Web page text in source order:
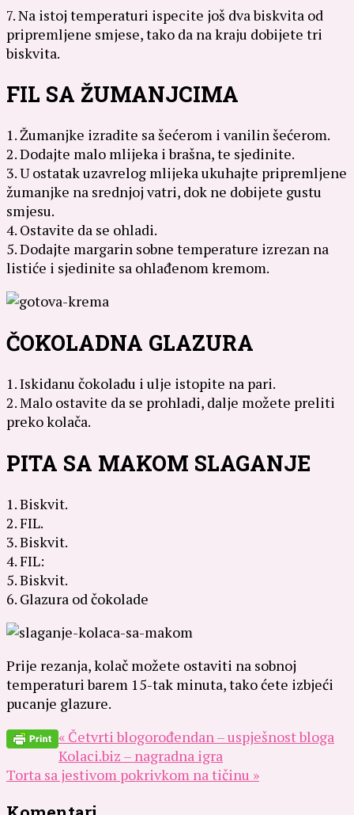
7. Na istoj temperaturi ispecite još dva biskvita od
pripremljene smjese, tako da na kraju dobijete tri
biskvita.
FIL SA ŽUMANJCIMA
1. Žumanjke izradite sa šećerom i vanilin šećerom.
2. Dodajte malo mlijeka i brašna, te sjedinite.
3. U ostatak uzavrelog mlijeka ukuhajte pripremljene
žumanjke na srednjoj vatri, dok ne dobijete gustu
smjesu.
4. Ostavite da se ohladi.
5. Dodajte margarin sobne temperature izrezan na
listiće i sjedinite sa ohlađenom kremom.
ČOKOLADNA GLAZURA
1. Iskidanu čokoladu i ulje istopite na pari.
2. Malo ostavite da se prohladi, dalje možete preliti
preko kolača.
PITA SA MAKOM SLAGANJE
1. Biskvit.
2. FIL.
3. Biskvit.
4. FIL:
5. Biskvit.
6. Glazura od čokolade
Prije rezanja, kolač možete ostaviti na sobnoj
temperaturi barem 15-tak minuta, tako ćete izbjeći
pucanje glazure.
« Četvrti blogorođendan – uspješnost bloga
Kolaci.biz – nagradna igra
Torta sa jestivom pokrivkom na tičinu »